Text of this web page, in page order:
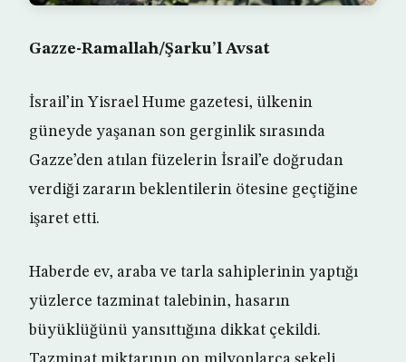
Gazze-Ramallah/Şarku’l Avsat
İsrail’in Yisrael Hume gazetesi, ülkenin
güneyde yaşanan son gerginlik sırasında
Gazze’den atılan füzelerin İsrail’e doğrudan
verdiği zararın beklentilerin ötesine geçtiğine
işaret etti.
Haberde ev, araba ve tarla sahiplerinin yaptığı
yüzlerce tazminat talebinin, hasarın
büyüklüğünü yansıttığına dikkat çekildi.